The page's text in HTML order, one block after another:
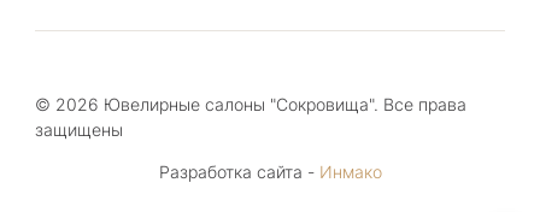
© 2026 Ювелирные салоны "Сокровища". Все права
защищены
Разработка сайта - Инмако